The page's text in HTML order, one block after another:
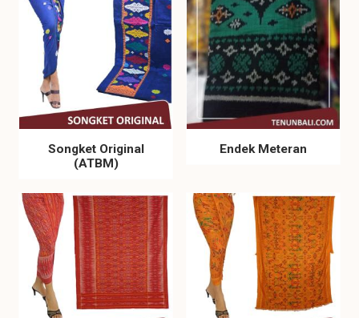
Songket Original
(ATBM)
Endek Meteran